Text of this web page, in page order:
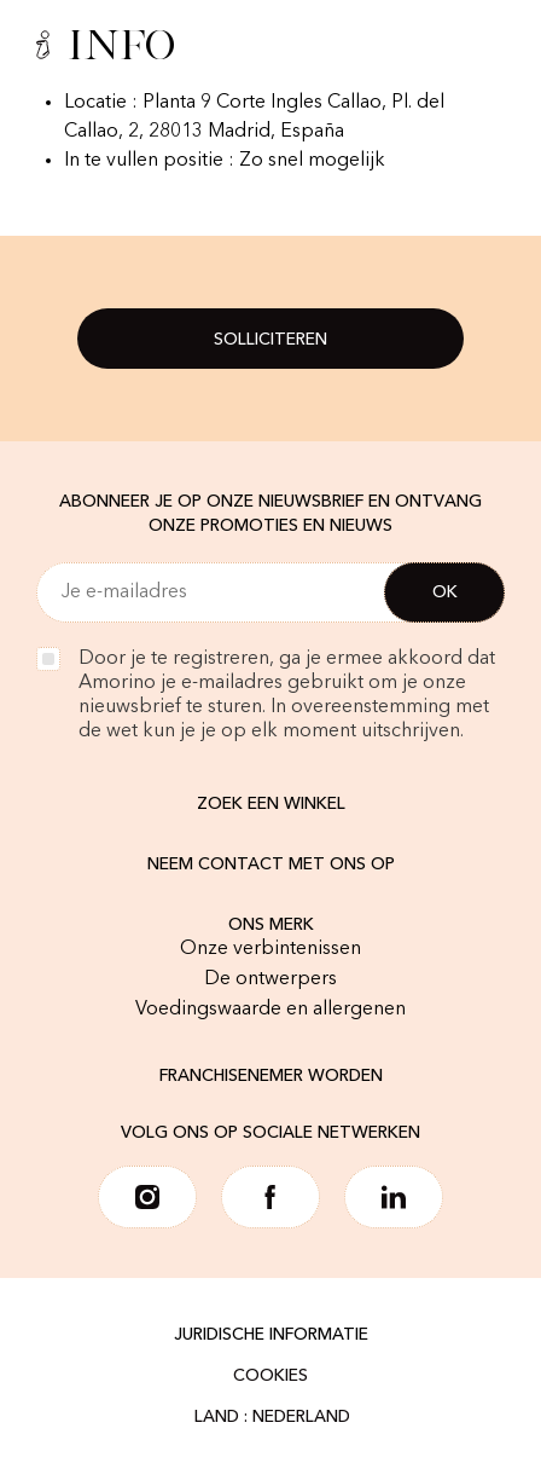
Info
Locatie : Planta 9 Corte Ingles Callao, Pl. del
Callao, 2, 28013 Madrid, España
In te vullen positie : Zo snel mogelijk
SOLLICITEREN
ABONNEER JE OP ONZE NIEUWSBRIEF EN ONTVANG
ONZE PROMOTIES EN NIEUWS
Door je te registreren, ga je ermee akkoord dat
Amorino je e-mailadres gebruikt om je onze
nieuwsbrief te sturen. In overeenstemming met
de wet kun je je op elk moment uitschrijven.
ZOEK EEN WINKEL
NEEM CONTACT MET ONS OP
ONS MERK
Onze verbintenissen
De ontwerpers
Voedingswaarde en allergenen
FRANCHISENEMER WORDEN
VOLG ONS OP SOCIALE NETWERKEN
JURIDISCHE INFORMATIE
COOKIES